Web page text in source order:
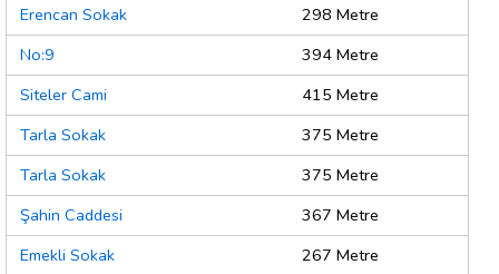
Erencan Sokak
298 Metre
No:9
394 Metre
Siteler Cami
415 Metre
Tarla Sokak
375 Metre
Tarla Sokak
375 Metre
Şahin Caddesi
367 Metre
Emekli Sokak
267 Metre